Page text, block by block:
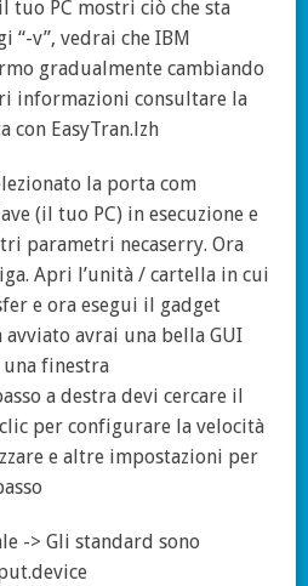
il tuo PC mostri ciò che sta
“-v”, vedrai che IBM
gradualmente cambiando
informazioni consultare la
con EasyTran.lzh
la porta com
(il tuo PC) in esecuzione e
parametri necaserry. Ora
Apri l’unità / cartella in cui
e ora esegui il gadget
avviato avrai una bella GUI
una finestra
a destra devi cercare il
per configurare la velocità
e altre impostazioni per
-> Gli standard sono